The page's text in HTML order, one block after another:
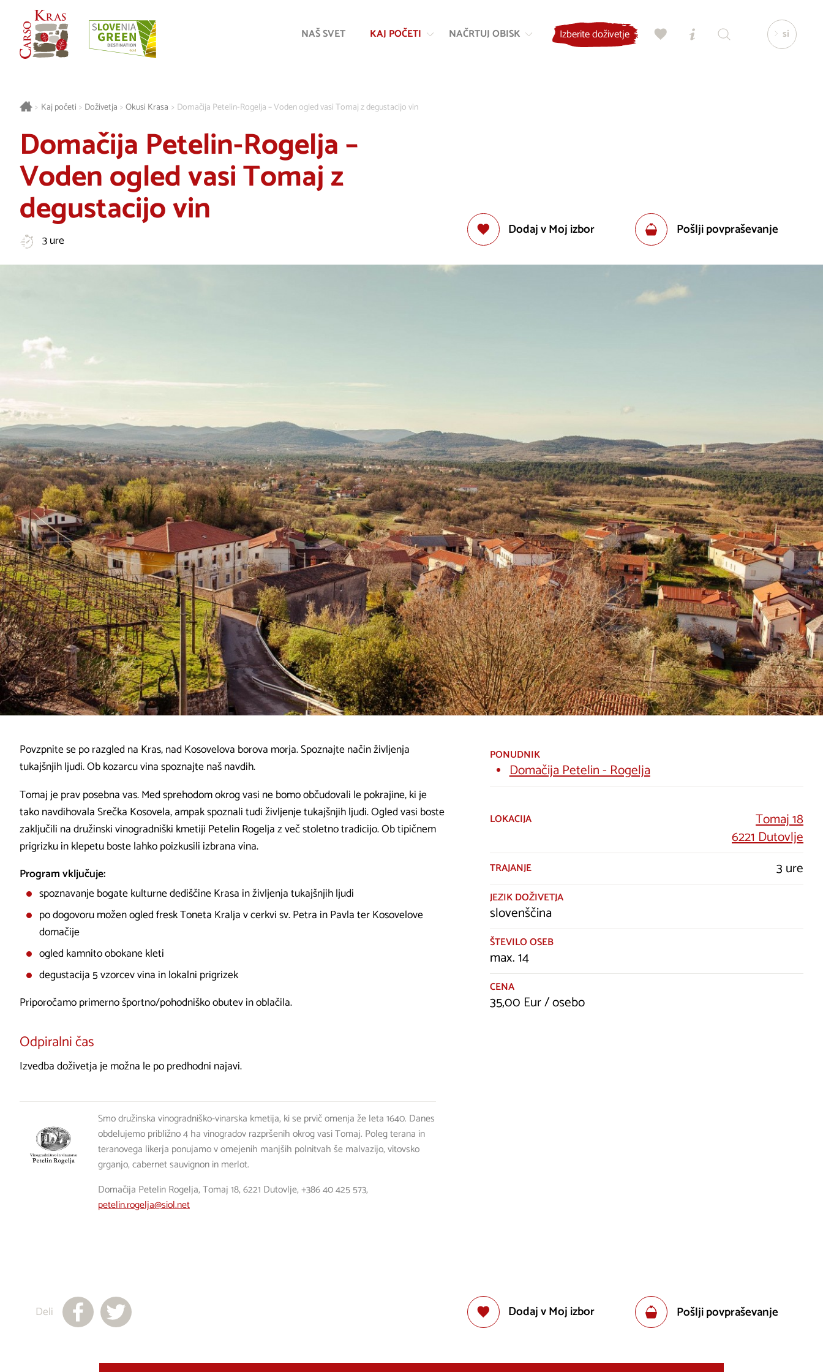
vsebino
NAŠ SVET KAJ POČETI NAČRTUJ OBISK Izberite doživetje si
> Kaj početi > Doživetja > Okusi Krasa > Domačija Petelin-Rogelja – Voden ogled vasi Tomaj z degustacijo vin
Domačija Petelin-Rogelja –
Voden ogled vasi Tomaj z
degustacijo vin
3 ure
Dodaj v Moj izbor Pošlji povpraševanje
Povzpnite se po razgled na Kras, nad Kosovelova borova morja. Spoznajte način življenja
tukajšnjih ljudi. Ob kozarcu vina spoznajte naš navdih.
Tomaj je prav posebna vas. Med sprehodom okrog vasi ne bomo občudovali le pokrajine, ki je
tako navdihovala Srečka Kosovela, ampak spoznali tudi življenje tukajšnjih ljudi. Ogled vasi boste
zaključili na družinski vinogradniški kmetiji Petelin Rogelja z več stoletno tradicijo. Ob tipičnem
prigrizku in klepetu boste lahko poizkusili izbrana vina.
Program vključuje:
spoznavanje bogate kulturne dediščine Krasa in življenja tukajšnjih ljudi
po dogovoru možen ogled fresk Toneta Kralja v cerkvi sv. Petra in Pavla ter Kosovelove
domačije
ogled kamnito obokane kleti
degustacija 5 vzorcev vina in lokalni prigrizek
Priporočamo primerno športno/pohodniško obutev in oblačila.
Odpiralni čas
Izvedba doživetja je možna le po predhodni najavi.
PONUDNIK
Domačija Petelin - Rogelja
LOKACIJA
Tomaj 18
6221 Dutovlje
TRAJANJE 3 ure
JEZIK DOŽIVETJA
slovenščina
ŠTEVILO OSEB
max. 14
CENA
35,00 Eur / osebo
Smo družinska vinogradniško-vinarska kmetija, ki se prvič omenja že leta 1640. Danes
obdelujemo približno 4 ha vinogradov razpršenih okrog vasi Tomaj. Poleg terana in
teranovega likerja ponujamo v omejenih manjših polnitvah še malvazijo, vitovsko
grganjo, cabernet sauvignon in merlot.
Domačija Petelin Rogelja, Tomaj 18, 6221 Dutovlje,+386 40 425 573,
petelin.rogelja@siol.net
Dodaj v Moj izbor Pošlji povpraševanje
Deli